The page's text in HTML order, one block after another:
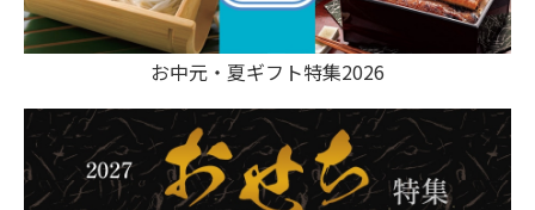
お中元・夏ギフト特集2026